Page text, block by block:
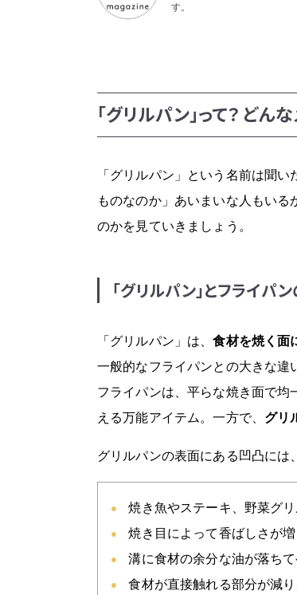
す。
「グリルパン」って？ どん
「グリルパン」という名前は聞
ものなのか」あいまいな人もい
のかを見ていきましょう。
「グリルパン」とフライパ
「グリルパン」は、食材を焼く面
一般的なフライパンとの大きな違
フライパンは、平らな焼き面で
える万能アイテム。一方で、 グリ
グリルパンの表面にある凹凸には
焼き魚やステーキ、野菜グ
焼き目によって香ばしさが
溝に食材の余分な油が落ち
食材が直接触れる部分が減